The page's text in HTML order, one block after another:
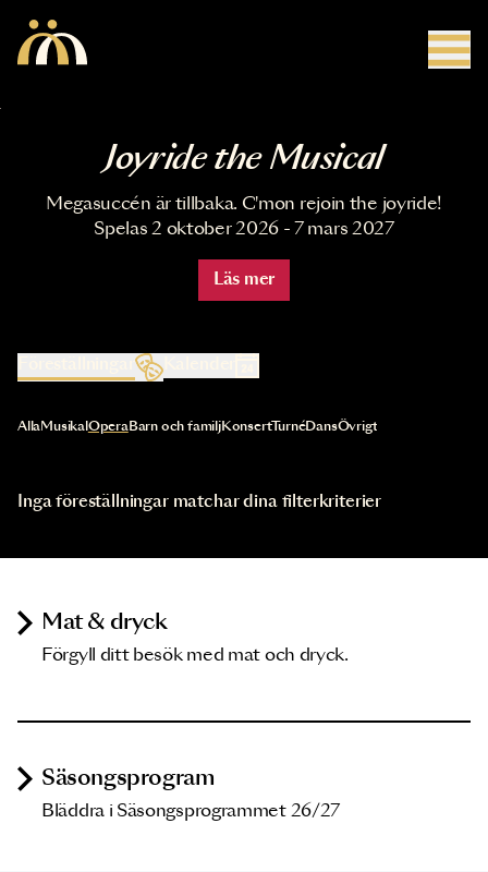
Joyride the Musical
Megasuccén är tillbaka. C'mon rejoin the joyride!
Spelas 2 oktober 2026 - 7 mars 2027
Läs mer
Kalender
Val av kategori uppdaterar innehållet automatiskt
AllaMusikal OperaBarn och familjKonsertTurnéDansÖvrigt
Inga föreställningar matchar dina filterkriterier
Mat & dryck
Förgyll ditt besök med mat och dryck.
Säsongsprogram
Bläddra i Säsongsprogrammet 26/27